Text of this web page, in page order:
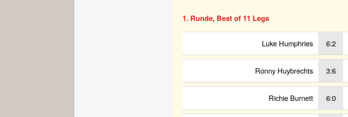
1. Runde, Best of 11 Legs
Luke Humphries 6:2
Ronny Huybrechts 3:6
Richie Burnett 6:0